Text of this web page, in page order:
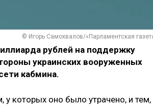
© Игорь Самохвалов/«Парламентская
рублей на поддержку
украинских вооруженных
кабмина.
у которых оно было утрачено, и тем,